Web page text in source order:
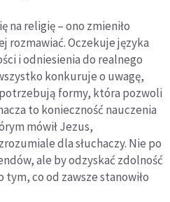
na religię – ono zmieniło
rozmawiać. Oczekuje języka
i odniesienia do realnego
konkuruje o uwagę,
formy, która pozwoli
to konieczność nauczenia
mówił Jezus,
dla słuchaczy. Nie po
ale by odzyskać zdolność
tym, co od zawsze stanowiło